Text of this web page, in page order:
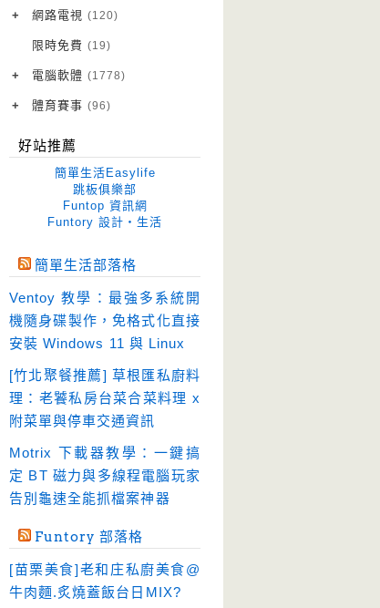
越獄JB
+ 網路電視 (120)
電視影集
電視節目
限時免費 (19)
+ 電腦軟體 (1778)
作業系統
優化軟體 (38)
光碟工具 (33)
免安裝 (641)
即時通訊 (23)
壓縮軟體 (9)
安全防護 (55)
影音播放 (51)
影音轉檔 (81)
教育學習 (23)
文書工具 (91)
畫面擷取 (36)
看圖程式 (17)
+ 體育賽事 (96)
好站推薦
簡單生活Easylife
跳板俱樂部
Funtop 資訊網
Funtory 設計‧生活
簡單生活部落格
Ventoy 教學：最強多系統開
機隨身碟製作，免格式化直接
安裝 Windows 11 與 Linux
[竹北聚餐推薦] 草根匯私廚料
理：老饕私房台菜合菜料理 x
附菜單與停車交通資訊
Motrix 下載器教學：一鍵搞
定 BT 磁力與多線程電腦玩家
告別龜速全能抓檔案神器
Funtory 部落格
[苗栗美食]老和庄私廚美食@
牛肉麵.炙燒蓋飯台日MIX?